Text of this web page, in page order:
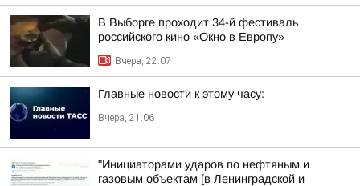
В Выборге проходит 34-й фестиваль
российского кино «Окно в Европу»
Вчера, 22:07
Главные новости к этому часу:
Вчера, 21:06
"Инициаторами ударов по нефтяным и
газовым объектам [в Ленинградской и